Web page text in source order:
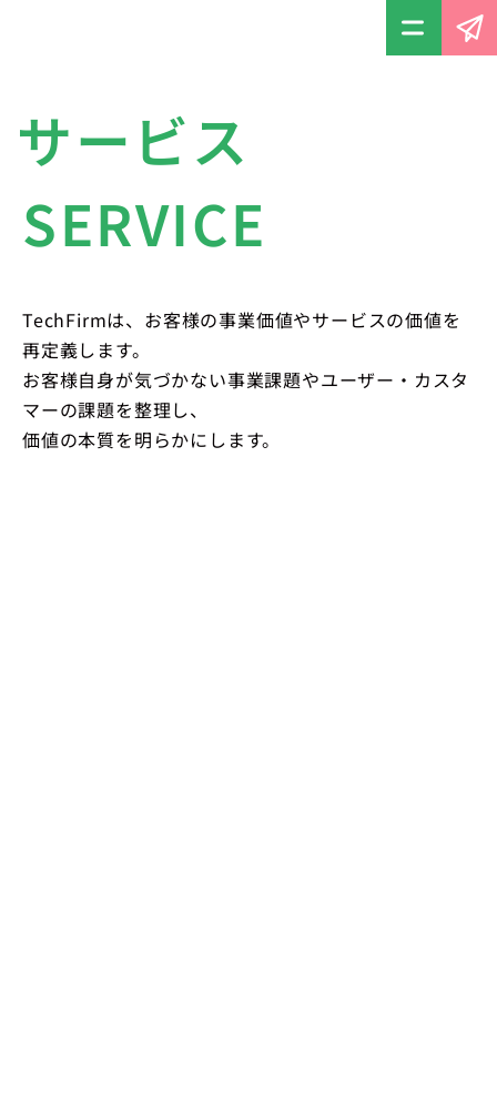
サービス
SERVICE
TechFirmは、お客様の事業価値やサービスの価値を
再定義します。
お客様自身が気づかない事業課題やユーザー・カスタ
マーの課題を整理し、
価値の本質を明らかにします。